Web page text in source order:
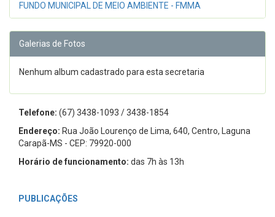
FUNDO MUNICIPAL DE MEIO AMBIENTE - FMMA
Galerias de Fotos
Nenhum album cadastrado para esta secretaria
Telefone: (67) 3438-1093 / 3438-1854
Endereço: Rua João Lourenço de Lima, 640, Centro, Laguna
Carapã-MS - CEP: 79920-000
Horário de funcionamento: das 7h às 13h
PUBLICAÇÕES